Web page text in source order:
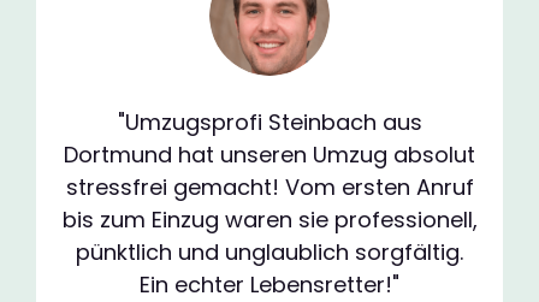
"Umzugsprofi Steinbach aus
Dortmund hat unseren Umzug absolut
stressfrei gemacht! Vom ersten Anruf
bis zum Einzug waren sie professionell,
pünktlich und unglaublich sorgfältig.
Ein echter Lebensretter!"